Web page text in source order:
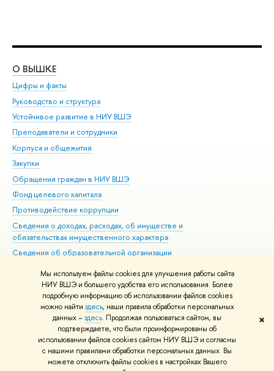
Мы используем файлы cookies для улучшения работы сайта
НИУ ВШЭ и большего удобства его использования. Более
подробную информацию об использовании файлов cookies
можно найти здесь, наши правила обработки персональных
данных –здесь. Продолжая пользоваться сайтом, вы
подтверждаете, что были проинформированы об
использовании файлов cookies сайтом НИУ ВШЭ и согласны
с нашими правилами обработки персональных данных. Вы
можете отключить файлы cookies в настройках Вашего
✖
О ВЫШКЕ
Цифры и факты
Руководство и структура
Устойчивое развитие в НИУ ВШЭ
Преподаватели и сотрудники
Корпуса и общежития
Закупки
Обращения граждан в НИУ ВШЭ
Фонд целевого капитала
Противодействие коррупции
Сведения о доходах, расходах, об имуществе и
обязательствах имущественного характера
Сведения об образовательной организации
Людям с ограниченными возможностями здоровья
Единая платежная страница
Работа в Вышке
© НИУ ВШЭ 1993–2026 Адреса и контакты Условия использования
материалов Политика конфиденциальности Карта сайта
Шрифты HSE Sans и HSE Slab разработаны вШколе дизайна НИУ ВШЭ